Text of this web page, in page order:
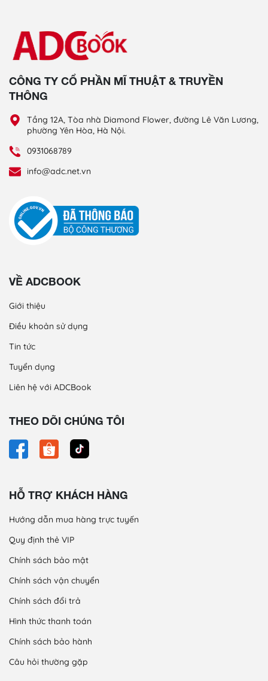
CÔNG TY CỔ PHẦN MĨ THUẬT & TRUYỀN
THÔNG
Tầng 12A, Tòa nhà Diamond Flower, đường Lê Văn Lương,
phường Yên Hòa, Hà Nội.
0931068789
info@adc.net.vn
VỀ ADCBOOK
Giới thiệu
Điều khoản sử dụng
Tin tức
Tuyển dụng
Liên hệ với ADCBook
THEO DÕI CHÚNG TÔI
HỖ TRỢ KHÁCH HÀNG
Hướng dẫn mua hàng trực tuyến
Quy định thẻ VIP
Chính sách bảo mật
Chính sách vận chuyển
Chính sách đổi trả
Hình thức thanh toán
Chính sách bảo hành
Câu hỏi thường gặp